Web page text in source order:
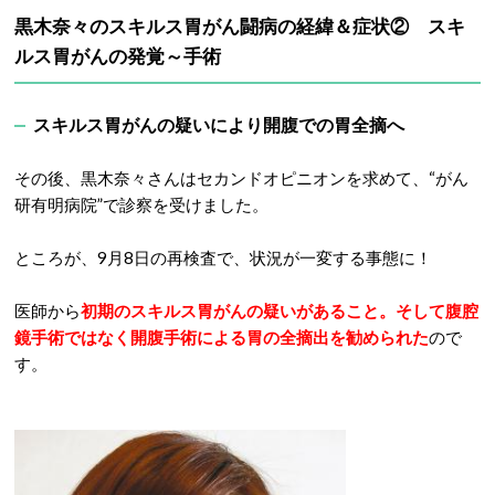
黒木奈々のスキルス胃がん闘病の経緯＆症状② スキ
ルス胃がんの発覚～手術
スキルス胃がんの疑いにより開腹での胃全摘へ
その後、黒木奈々さんはセカンドオピニオンを求めて、“がん
研有明病院”で診察を受けました。
ところが、9月8日の再検査で、状況が一変する事態に！
医師から初期のスキルス胃がんの疑いがあること。そして腹腔
鏡手術ではなく開腹手術による胃の全摘出を勧められたので
す。